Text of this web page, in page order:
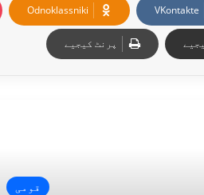
VKontakte
Odnoklassniki
پرنٹ کیجیے
قومی